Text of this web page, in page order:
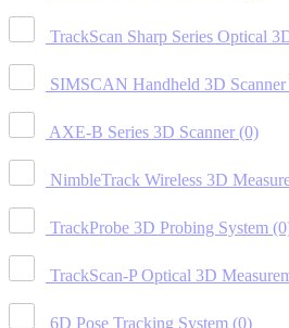
TrackScan Sharp Series Optical
SIMSCAN Handheld 3D Scanner
AXE-B Series 3D Scanner (0)
NimbleTrack Wireless 3D
TrackProbe 3D Probing System
TrackScan-P Optical 3D
6D Pose Tracking System (0)